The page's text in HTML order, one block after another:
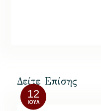
Δείτε Επίσης
12
ΙΟΎΛ